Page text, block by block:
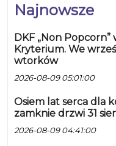
Najnowsze
DKF „Non Popcorn”
Kryterium. We
wtorków
2026-08-09 05:01:00
Osiem lat serca dla
zamknie drzwi 31
2026-08-09 04:41:00